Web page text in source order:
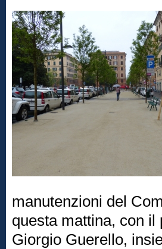
manutenzioni del
questa mattina, con
Giorgio Guerello,